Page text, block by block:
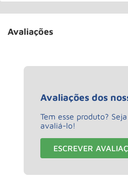
Avaliações
Avaliações dos
Tem esse produto?
avaliá-lo!
ESCREVER